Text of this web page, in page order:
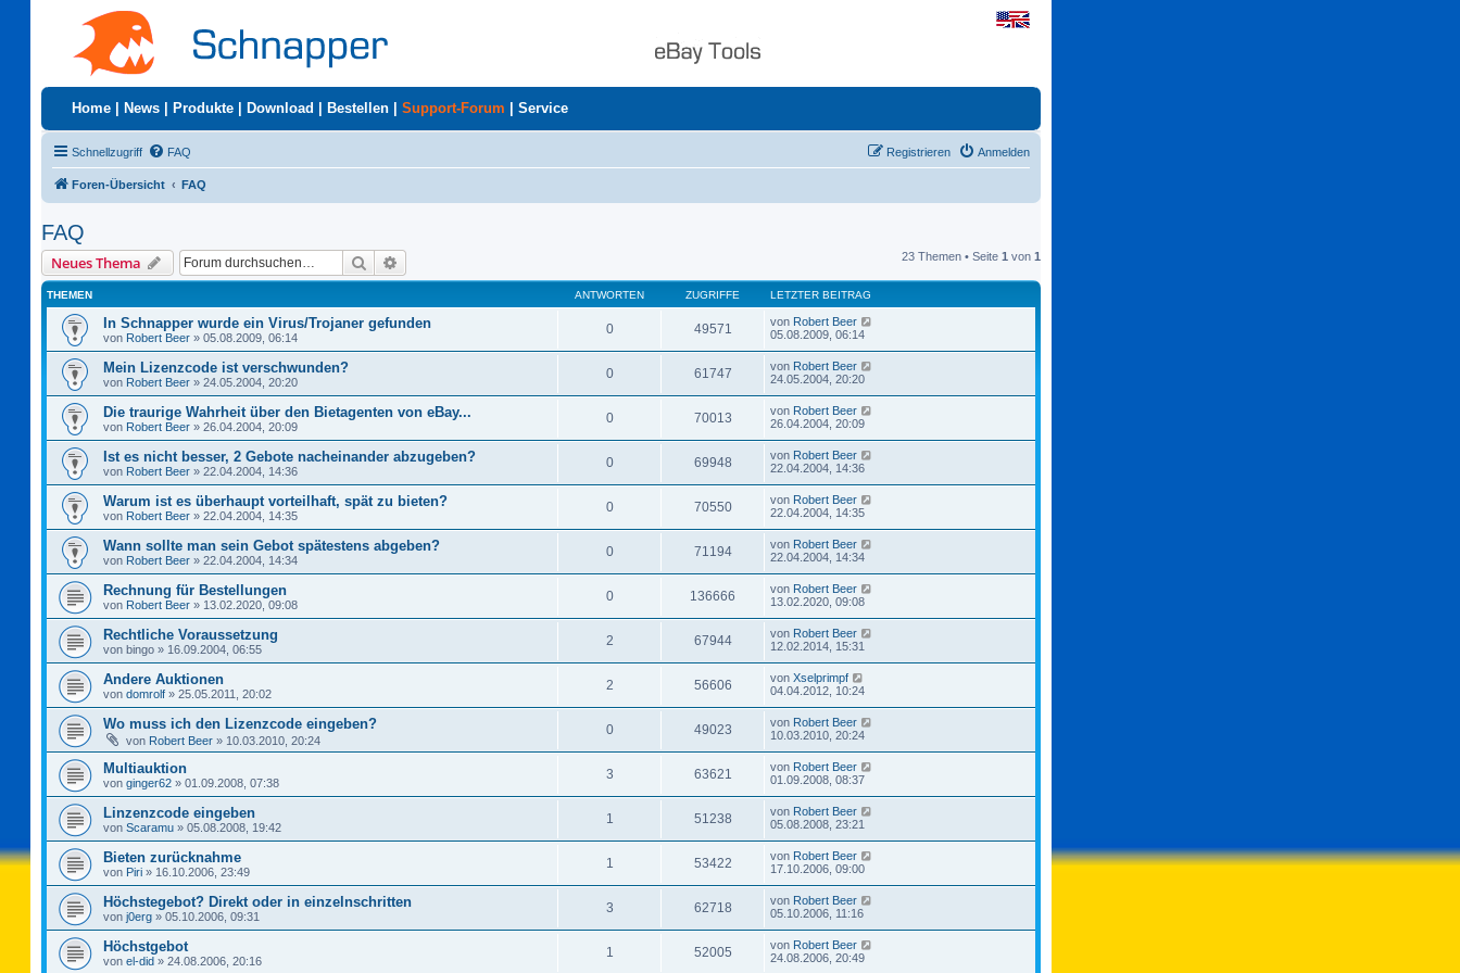
Home News Produkte Download Bestellen Support-Forum Service
Schnellzugriff FAQ Anmelden
Registrieren
Foren-Übersicht FAQ
FAQ
Neues Thema Suche 23 Themen • Seite 1 von 1
THEMEN ANTWORTEN ZUGRIFFE LETZTER BEITRAG
In Schnapper wurde ein Virus/Trojaner gefunden
von Robert Beer » 05.08.2009, 06:14
0 49571 von Robert Beer
05.08.2009, 06:14
Mein Lizenzcode ist verschwunden?
von Robert Beer » 24.05.2004, 20:20
0 61747 von Robert Beer
24.05.2004, 20:20
Die traurige Wahrheit über den Bietagenten von eBay...
von Robert Beer » 26.04.2004, 20:09
0 70013 von Robert Beer
26.04.2004, 20:09
Ist es nicht besser, 2 Gebote nacheinander abzugeben?
von Robert Beer » 22.04.2004, 14:36
0 69948 von Robert Beer
22.04.2004, 14:36
Warum ist es überhaupt vorteilhaft, spät zu bieten?
von Robert Beer » 22.04.2004, 14:35
0 70550 von Robert Beer
22.04.2004, 14:35
Wann sollte man sein Gebot spätestens abgeben?
von Robert Beer » 22.04.2004, 14:34
0 71194 von Robert Beer
22.04.2004, 14:34
Rechnung für Bestellungen
von Robert Beer » 13.02.2020, 09:08
0 136666 von Robert Beer
13.02.2020, 09:08
Rechtliche Voraussetzung
von bingo » 16.09.2004, 06:55
2 67944 von Robert Beer
12.02.2014, 15:31
Andere Auktionen
von domrolf » 25.05.2011, 20:02
2 56606 von Xselprimpf
04.04.2012, 10:24
Wo muss ich den Lizenzcode eingeben?
von Robert Beer » 10.03.2010, 20:24
0 49023 von Robert Beer
10.03.2010, 20:24
Multiauktion
von ginger62 » 01.09.2008, 07:38
3 63621 von Robert Beer
01.09.2008, 08:37
Linzenzcode eingeben
von Scaramu » 05.08.2008, 19:42
1 51238 von Robert Beer
05.08.2008, 23:21
Bieten zurücknahme
von Piri » 16.10.2006, 23:49
1 53422 von Robert Beer
17.10.2006, 09:00
Höchstegebot? Direkt oder in einzelnschritten
von j0erg » 05.10.2006, 09:31
3 62718 von Robert Beer
05.10.2006, 11:16
Höchstgebot
von el-did » 24.08.2006, 20:16
1 52005 von Robert Beer
24.08.2006, 20:49